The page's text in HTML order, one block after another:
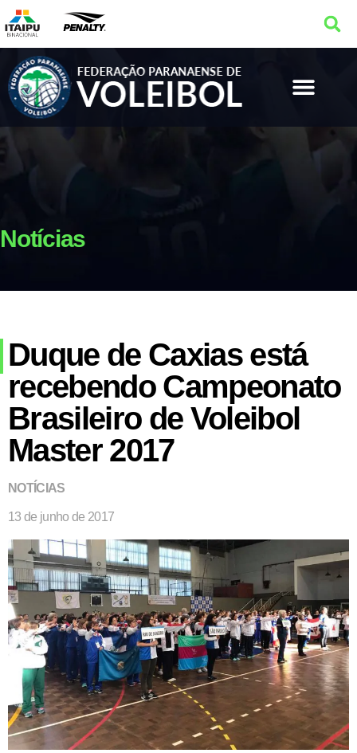
Notícias
Duque de Caxias está
recebendo Campeonato
Brasileiro de Voleibol
Master 2017
NOTÍCIAS
13 de junho de 2017